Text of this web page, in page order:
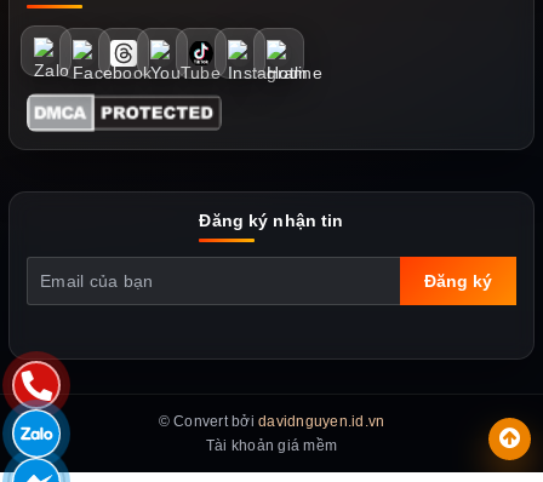
Đăng ký nhận tin
Đăng ký
© Convert bởidavidnguyen.id.vn
Tài khoản giá mềm